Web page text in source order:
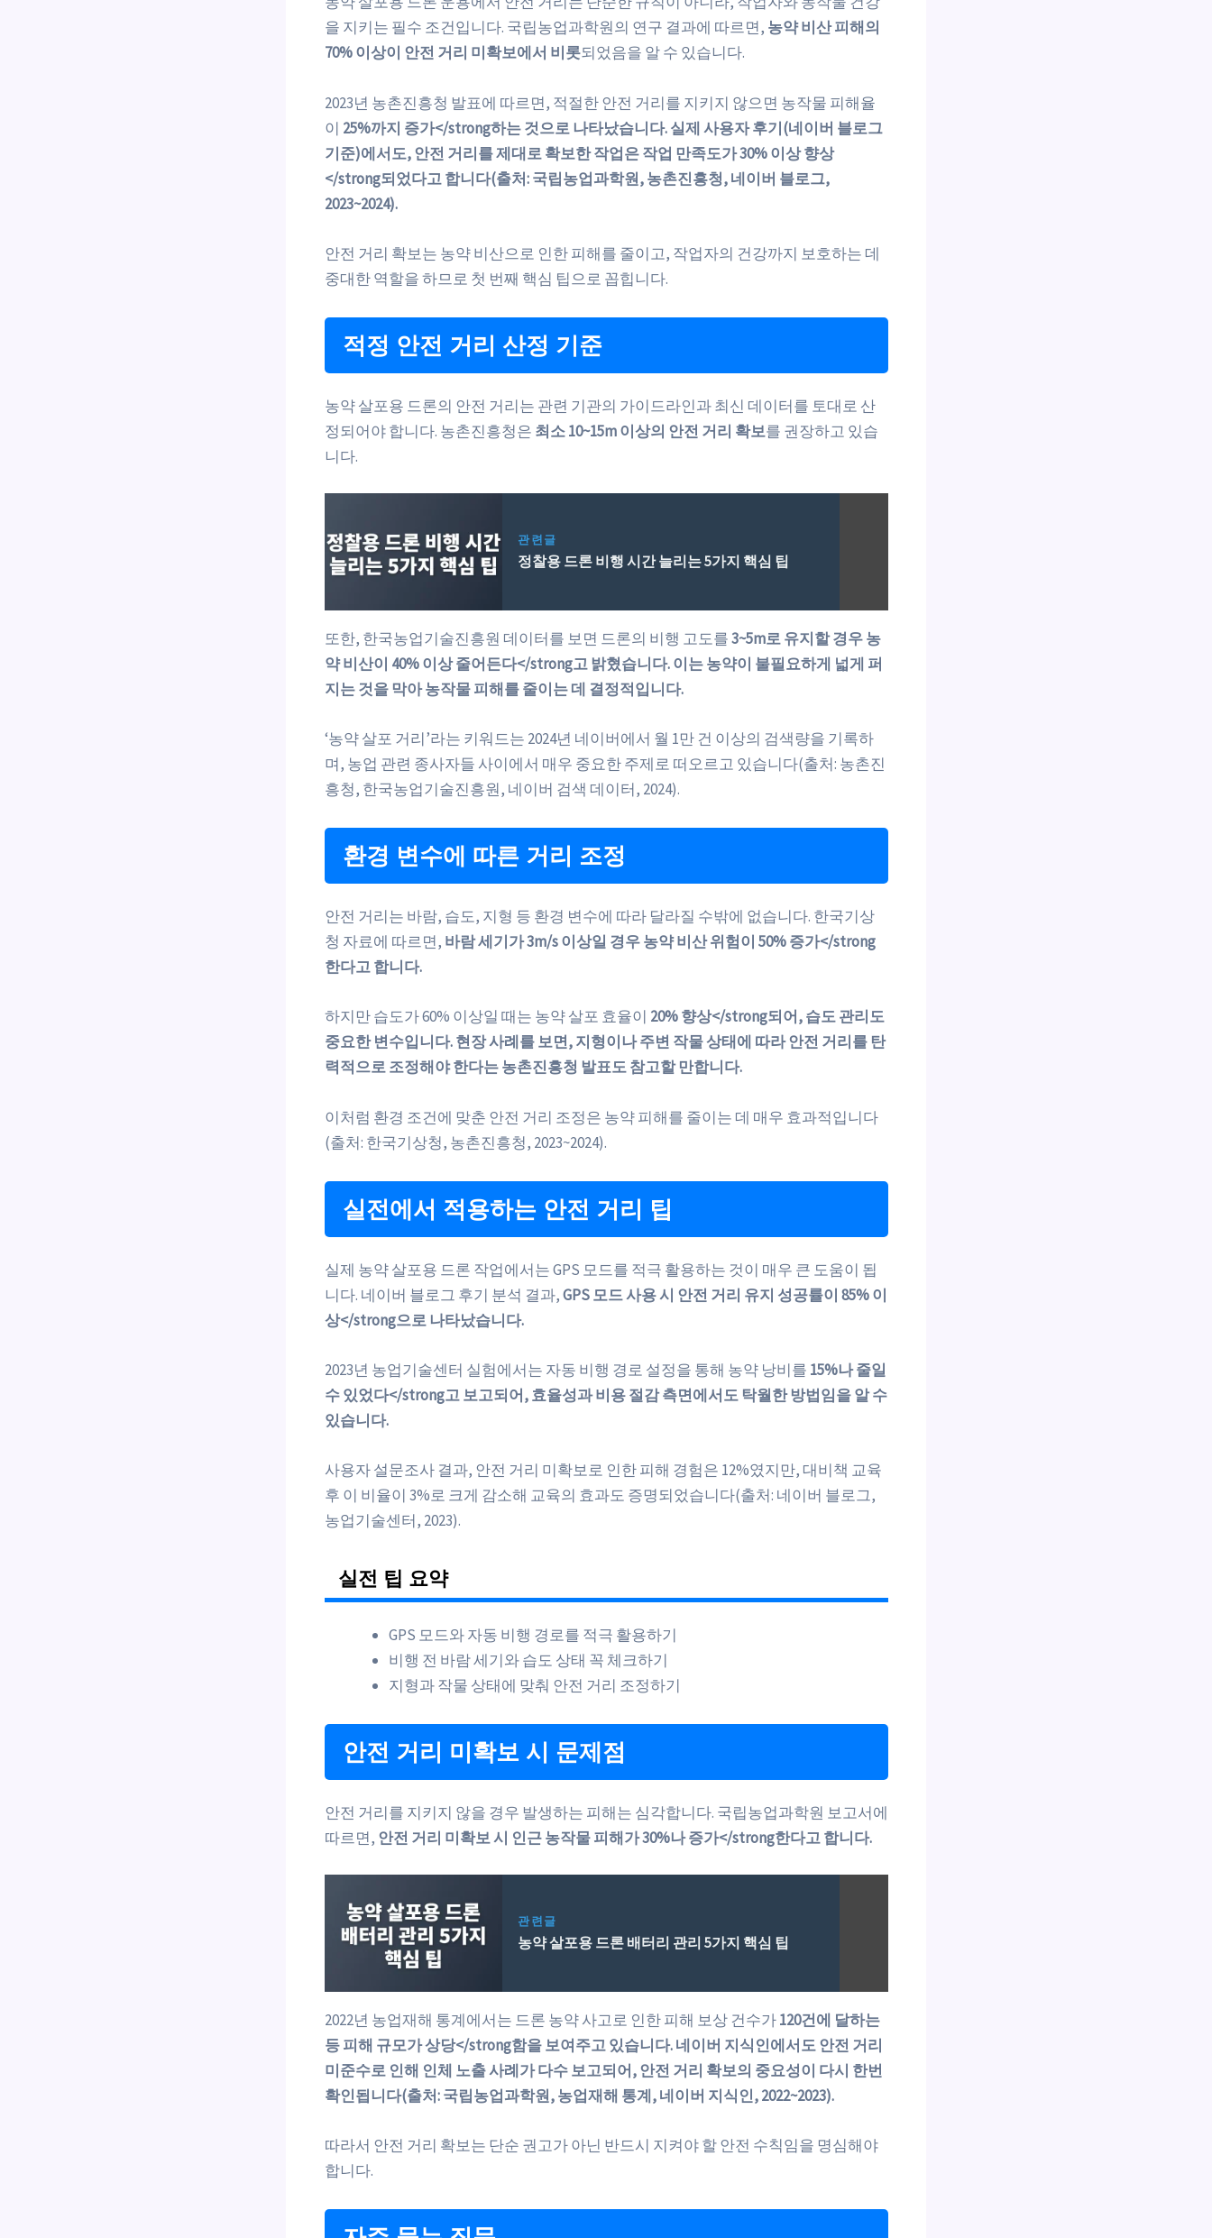
을 지키는 필수 조건입니다. 국립농업과학원의 연구 결과에 따르면, 농약 비산 피해의
70% 이상이 안전 거리 미확보에서 비롯되었음을 알 수 있습니다.
2023년 농촌진흥청 발표에 따르면, 적절한 안전 거리를 지키지 않으면 농작물 피해율
이 25%까지 증가</strong하는 것으로 나타났습니다. 실제 사용자 후기(네이버 블로그
기준)에서도, 안전 거리를 제대로 확보한 작업은 작업 만족도가30% 이상 향상
</strong되었다고 합니다(출처: 국립농업과학원, 농촌진흥청, 네이버 블로그,
2023~2024).
안전 거리 확보는 농약 비산으로 인한 피해를 줄이고, 작업자의 건강까지 보호하는 데
중대한 역할을 하므로 첫 번째 핵심 팁으로 꼽힙니다.
적정 안전 거리 산정 기준
농약 살포용 드론의 안전 거리는 관련 기관의 가이드라인과 최신 데이터를 토대로 산
정되어야 합니다. 농촌진흥청은 최소 10~15m 이상의 안전 거리 확보를 권장하고 있습
니다.
관련글
정찰용 드론 비행 시간 늘리는 5가지 핵심 팁
또한, 한국농업기술진흥원 데이터를 보면 드론의 비행 고도를3~5m로 유지할 경우 농
약 비산이 40% 이상 줄어든다</strong고 밝혔습니다. 이는 농약이 불필요하게 넓게 퍼
지는 것을 막아 농작물 피해를 줄이는 데 결정적입니다.
‘농약 살포 거리’라는 키워드는 2024년 네이버에서 월 1만 건 이상의 검색량을 기록하
며, 농업 관련 종사자들 사이에서 매우 중요한 주제로 떠오르고 있습니다(출처: 농촌진
흥청, 한국농업기술진흥원, 네이버 검색 데이터, 2024).
환경 변수에 따른 거리 조정
안전 거리는 바람, 습도, 지형 등 환경 변수에 따라 달라질 수밖에 없습니다. 한국기상
청 자료에 따르면, 바람 세기가 3m/s 이상일 경우 농약 비산 위험이 50% 증가</strong
한다고 합니다.
하지만 습도가 60% 이상일 때는 농약 살포 효율이 20% 향상</strong되어, 습도 관리도
중요한 변수입니다. 현장 사례를 보면, 지형이나 주변 작물 상태에 따라 안전 거리를 탄
력적으로 조정해야 한다는 농촌진흥청 발표도 참고할 만합니다.
이처럼 환경 조건에 맞춘 안전 거리 조정은 농약 피해를 줄이는 데 매우 효과적입니다
(출처: 한국기상청, 농촌진흥청, 2023~2024).
실전에서 적용하는 안전 거리 팁
실제 농약 살포용 드론 작업에서는 GPS 모드를 적극 활용하는 것이 매우 큰 도움이 됩
니다. 네이버 블로그 후기 분석 결과,GPS 모드 사용 시 안전 거리 유지 성공률이 85% 이
상</strong으로 나타났습니다.
2023년 농업기술센터 실험에서는 자동 비행 경로 설정을 통해 농약 낭비를 15%나 줄일
수 있었다</strong고 보고되어, 효율성과 비용 절감 측면에서도 탁월한 방법임을 알 수
있습니다.
사용자 설문조사 결과, 안전 거리 미확보로 인한 피해 경험은 12%였지만, 대비책 교육
후 이 비율이 3%로 크게 감소해 교육의 효과도 증명되었습니다(출처: 네이버 블로그,
농업기술센터, 2023).
실전 팁 요약
GPS 모드와 자동 비행 경로를 적극 활용하기
비행 전 바람 세기와 습도 상태 꼭 체크하기
지형과 작물 상태에 맞춰 안전 거리 조정하기
안전 거리 미확보 시 문제점
안전 거리를 지키지 않을 경우 발생하는 피해는 심각합니다. 국립농업과학원 보고서에
따르면, 안전 거리 미확보 시 인근 농작물 피해가 30%나 증가</strong한다고 합니다.
관련글
농약 살포용 드론 배터리 관리 5가지 핵심 팁
2022년 농업재해 통계에서는 드론 농약 사고로 인한 피해 보상 건수가120건에 달하는
등 피해 규모가 상당</strong함을 보여주고 있습니다. 네이버 지식인에서도 안전 거리
미준수로 인해 인체 노출 사례가 다수 보고되어, 안전 거리 확보의 중요성이 다시 한번
확인됩니다(출처: 국립농업과학원, 농업재해 통계, 네이버 지식인, 2022~2023).
따라서 안전 거리 확보는 단순 권고가 아닌 반드시 지켜야 할 안전 수칙임을 명심해야
합니다.